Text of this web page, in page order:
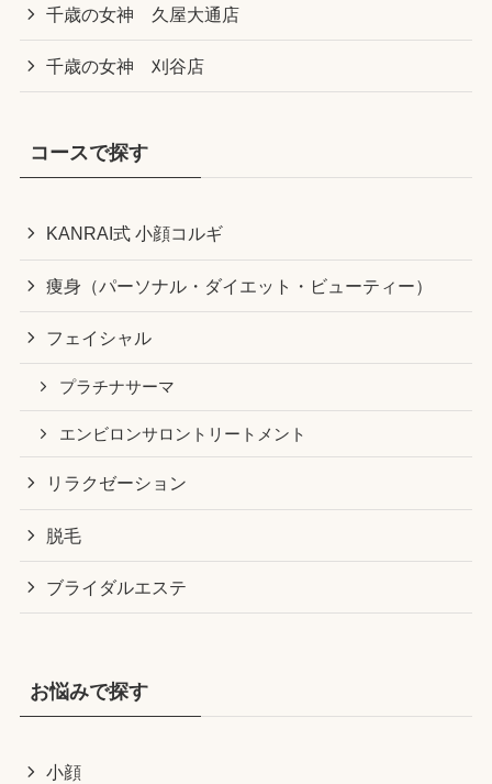
千歳の女神 久屋大通店
千歳の女神 刈谷店
コースで探す
KANRAI式 小顔コルギ
痩身（パーソナル・ダイエット・ビューティー）
フェイシャル
プラチナサーマ
エンビロンサロントリートメント
リラクゼーション
脱毛
ブライダルエステ
お悩みで探す
小顔